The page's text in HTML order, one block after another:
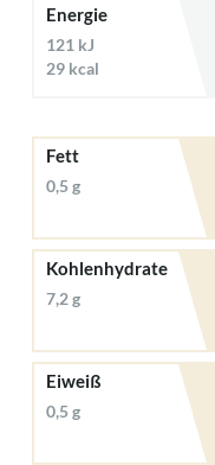
Energie
121 kJ
29 kcal
Fett
0,5 g
Kohlenhydrate
7,2 g
Eiweiß
0,5 g